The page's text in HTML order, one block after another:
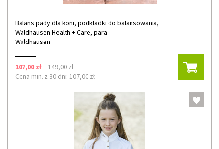
Balans pady dla koni, podkładki do balansowania,
Waldhausen Health + Care, para
Waldhausen
107,00 zł
149,00 zł
Cena min. z 30 dni: 107,00 zł